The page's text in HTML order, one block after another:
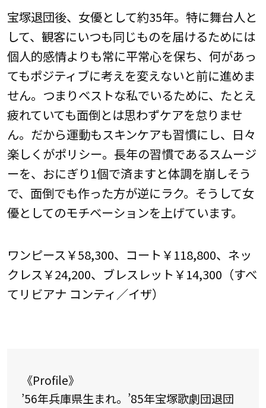
宝塚退団後、女優として約35年。特に舞台人と
して、観客にいつも同じものを届けるためには
個人的感情よりも常に平常心を保ち、何があっ
てもポジティブに考えを変えないと前に進めま
せん。つまりベストな私でいるために、たとえ
疲れていても面倒とは思わずケアを怠りませ
ん。だから運動もスキンケアも習慣にし、日々
楽しくがポリシー。長年の習慣であるスムージ
ーを、おにぎり1個で済ますと体調を崩しそう
で、面倒でも作った方が逆にラク。そうして女
優としてのモチベーションを上げています。
ワンピース￥58,300、コート￥118,800、ネッ
クレス￥24,200、ブレスレット￥14,300（すべ
てリビアナ コンティ／イザ）
《Profile》
’56年兵庫県生まれ。’85年宝塚歌劇団退団